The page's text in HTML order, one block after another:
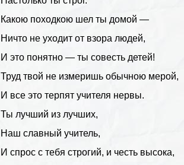
Какою походкою шел ты домой —
Ничто не уходит от взора людей,
И это понятно — ты совесть детей!
Труд твой не измеришь обычною мерой,
И все это терпят учителя нервы.
Ты лучший из лучших,
Наш славный учитель,
И спрос с тебя строгий, и честь высока,